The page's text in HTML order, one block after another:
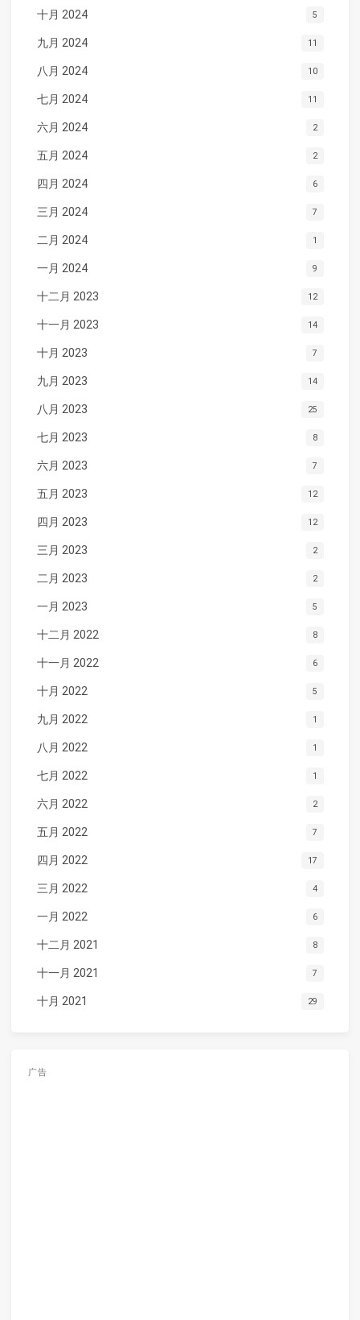
十月 2024 5
九月 2024 11
八月 2024 10
七月 2024 11
六月 2024 2
五月 2024 2
四月 2024 6
三月 2024 7
二月 2024 1
一月 2024 9
十二月 2023 12
十一月 2023 14
十月 2023 7
九月 2023 14
八月 2023 25
七月 2023 8
六月 2023 7
五月 2023 12
四月 2023 12
三月 2023 2
二月 2023 2
一月 2023 5
十二月 2022 8
十一月 2022 6
十月 2022 5
九月 2022 1
八月 2022 1
七月 2022 1
六月 2022 2
五月 2022 7
四月 2022 17
三月 2022 4
一月 2022 6
十二月 2021 8
十一月 2021 7
十月 2021 29
广告